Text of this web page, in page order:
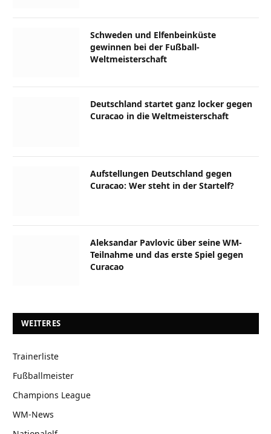
Schweden und Elfenbeinküste
gewinnen bei der Fußball-
Weltmeisterschaft
Deutschland startet ganz locker gegen
Curacao in die Weltmeisterschaft
Aufstellungen Deutschland gegen
Curacao: Wer steht in der Startelf?
Aleksandar Pavlovic über seine WM-
Teilnahme und das erste Spiel gegen
Curacao
WEITERES
Trainerliste
Fußballmeister
Champions League
WM-News